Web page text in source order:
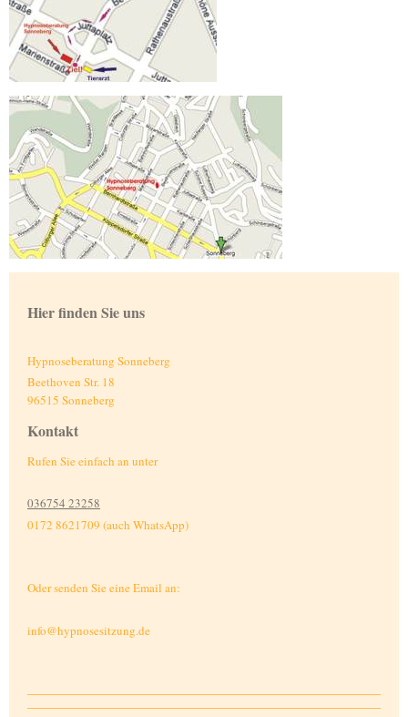
Hier finden Sie uns
Hypnoseberatung Sonneberg
Beethoven Str. 18
96515 Sonneberg
Kontakt
Rufen Sie einfach an unter
036754 23258
0172 8621709 (auch WhatsApp)
Oder senden Sie eine Email an:
info@hypnosesitzung.de